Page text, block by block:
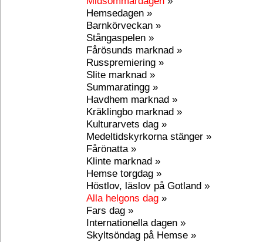
Hemsedagen »
Barnkörveckan »
Stångaspelen »
Fårösunds marknad »
Russpremiering »
Slite marknad »
Summaratingg »
Havdhem marknad »
Kräklingbo marknad »
Kulturarvets dag »
Medeltidskyrkorna stänger »
Fårönatta »
Klinte marknad »
Hemse torgdag »
Höstlov, läslov på Gotland »
Alla helgons dag »
Fars dag »
Internationella dagen »
Skyltsöndag på Hemse »